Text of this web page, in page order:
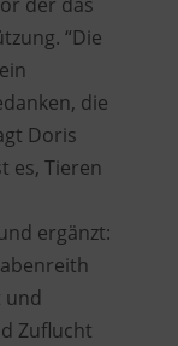
“Die
die
Doris
es, Tieren
ergänzt:
und
Zuflucht